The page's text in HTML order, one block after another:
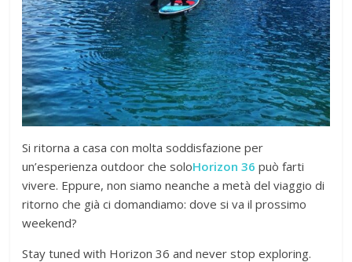
Si ritorna a casa con molta soddisfazione per
un’esperienza outdoor che soloHorizon 36 può farti
vivere. Eppure, non siamo neanche a metà del viaggio di
ritorno che già ci domandiamo: dove si va il prossimo
weekend?
Stay tuned with Horizon 36 and never stop exploring.